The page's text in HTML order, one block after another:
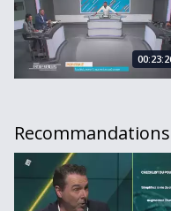
Recommandations
Phygital: convergence